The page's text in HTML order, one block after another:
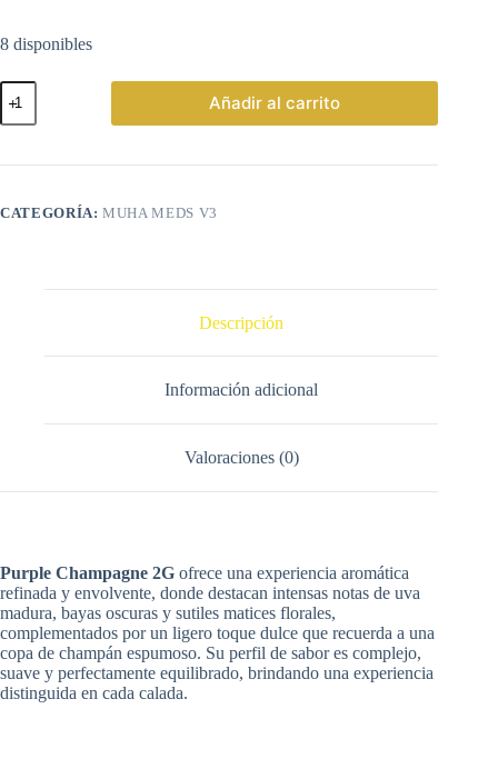
8 disponibles
MUHA
MEDS
V3
CHAMPANGE
cantidad
Añadir al carrito
CATEGORÍA:MUHA MEDS V3
Descripción
Información adicional
Valoraciones (0)
Purple Champagne 2G ofrece una experiencia aromática
refinada y envolvente, donde destacan intensas notas de uva
madura, bayas oscuras y sutiles matices florales,
complementados por un ligero toque dulce que recuerda a una
copa de champán espumoso. Su perfil de sabor es complejo,
suave y perfectamente equilibrado, brindando una experiencia
distinguida en cada calada.